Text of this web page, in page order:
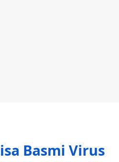
Basmi Virus